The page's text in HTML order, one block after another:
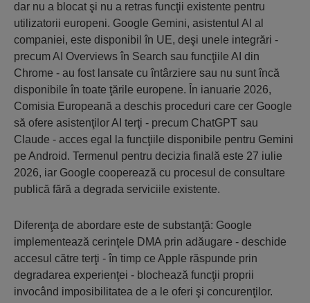
dar nu a blocat şi nu a retras funcţii existente pentru
utilizatorii europeni. Google Gemini, asistentul AI al
companiei, este disponibil în UE, deşi unele integrări -
precum AI Overviews în Search sau funcţiile AI din
Chrome - au fost lansate cu întârziere sau nu sunt încă
disponibile în toate ţările europene. În ianuarie 2026,
Comisia Europeană a deschis proceduri care cer Google
să ofere asistenţilor AI terţi - precum ChatGPT sau
Claude - acces egal la funcţiile disponibile pentru Gemini
pe Android. Termenul pentru decizia finală este 27 iulie
2026, iar Google cooperează cu procesul de consultare
publică fără a degrada serviciile existente.
Diferenţa de abordare este de substanţă: Google
implementează cerinţele DMA prin adăugare - deschide
accesul către terţi - în timp ce Apple răspunde prin
degradarea experienţei - blochează funcţii proprii
invocând imposibilitatea de a le oferi şi concurenţilor.